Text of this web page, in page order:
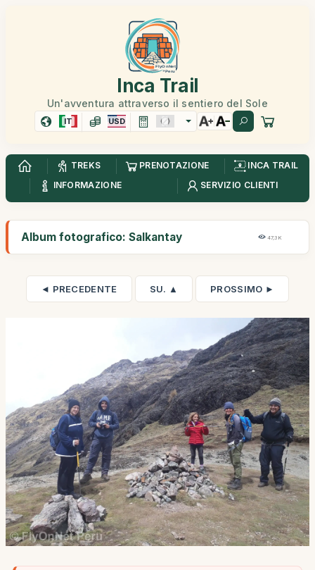
Inca Trail
Un'avventura attraverso il sentiero del Sole
IT USD
TREKS PRENOTAZIONE
INCA TRAIL
INFORMAZIONE
SERVIZIO CLIENTI
Album fotografico: Salkantay 47,3K
◄ PRECEDENTE SU. ▲ PROSSIMO ►